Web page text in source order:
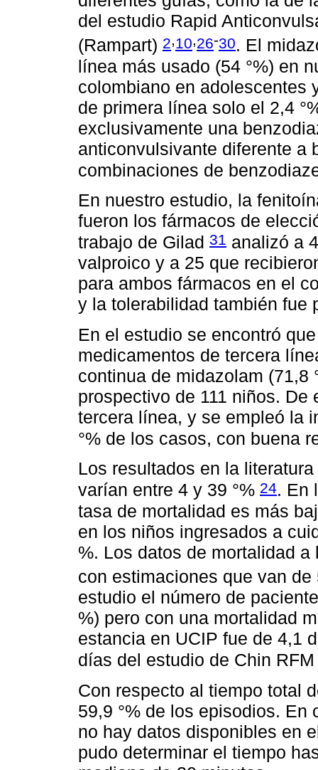
del estudio Rapid
(Rampart) 2,10,26-30. El
línea más usado (54 °%) en
colombiano en adolescentes
de primera línea solo el 2,4
exclusivamente una
anticonvulsivante diferente a
combinaciones de
En nuestro estudio, la
fueron los fármacos de
trabajo de Gilad 31 analizó a
valproico y a 25 que
para ambos fármacos en el
y la tolerabilidad también fue
En el estudio se encontró
medicamentos de tercera
continua de midazolam (71,8
prospectivo de 111 niños.
tercera línea, y se empleó la
°% de los casos, con buena
Los resultados en la
varían entre 4 y 39 °% 24. En
tasa de mortalidad es más
en los niños ingresados a
%. Los datos de mortalidad
con estimaciones que van de
estudio el número de
%) pero con una mortalidad
estancia en UCIP fue de 4,1
días del estudio de Chin
Con respecto al tiempo total
59,9 °% de los episodios.
no hay datos disponibles en
pudo determinar el tiempo